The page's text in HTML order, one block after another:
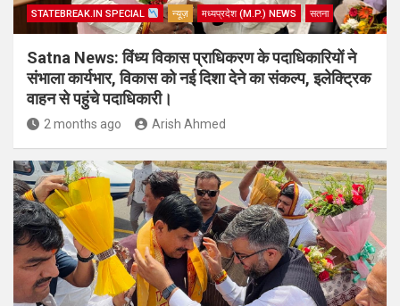
STATEBREAK.IN SPECIAL न्यूज़ मध्यप्रदेश (M.P.) NEWS सतना
Satna News: विंध्य विकास प्राधिकरण के पदाधिकारियों ने
संभाला कार्यभार, विकास को नई दिशा देने का संकल्प, इलेक्ट्रिक
वाहन से पहुंचे पदाधिकारी।
2 months ago Arish Ahmed